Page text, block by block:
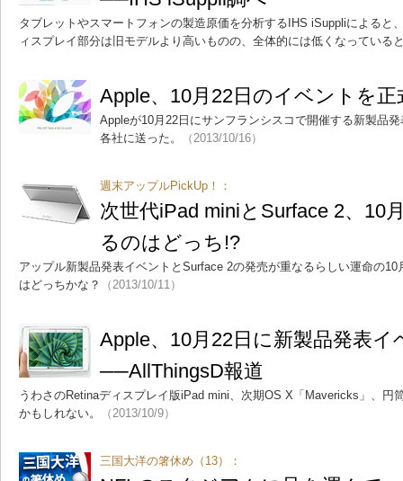
タブレットやスマートフォンの製造原価を分析するIHS iSuppliによると
ィスプレイ部分は旧モデルより高いものの、全体的には低くなっている
Apple、10月22日のイベントを正
Appleが10月22日にサンフランシスコで開催する新製品
各社に送った。
（2013/10/16）
週末アップルPickUp！：
次世代iPad miniとSurface 2、10
るのはどっち!?
アップル新製品発表イベントとSurface 2の発売が重なるらしい運命の
はどっちかな？
（2013/10/11）
Apple、10月22日に新製品発表イ
──AllThingsD報道
うわさのRetinaディスプレイ版iPad mini、次期OS X「Mavericks」、円
かもしれない。
（2013/10/9）
三国大洋の箸休め（13）：